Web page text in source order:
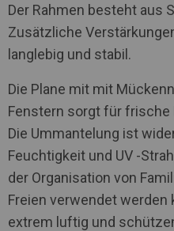
Der Rahmen besteht aus
Zusätzliche
langlebig und stabil.
Die Plane mit mit
Fenstern sorgt für frische
Die Ummantelung ist
Feuchtigkeit und UV -
der Organisation von
Freien verwendet
extrem luftig und